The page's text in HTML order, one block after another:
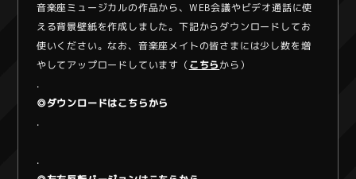
音楽座ミュージカルの作品から、WEB会議やビデオ通話に使
える背景壁紙を作成しました。下記からダウンロードしてお
使いください。なお、音楽座メイトの皆さまには少し数を増
やしてアップロードしています（こちらから）
.
◎ダウンロードはこちらから
.
.